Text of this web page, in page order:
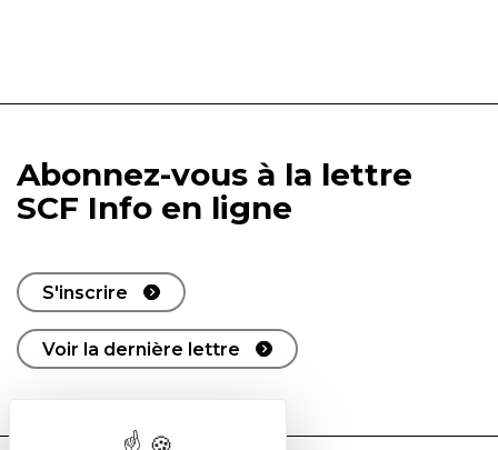
Abonnez-vous à la lettre
SCF Info en ligne
S'inscrire
Voir la dernière lettre